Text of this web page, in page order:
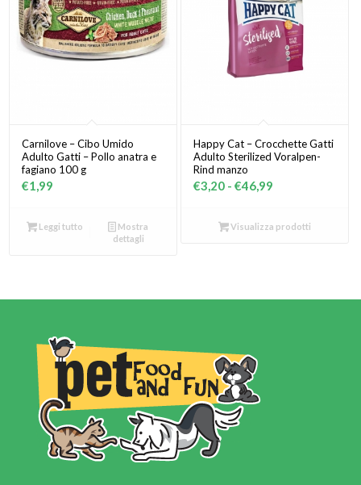
Carnilove – Cibo Umido
Adulto Gatti – Pollo anatra e
fagiano 100 g
€1,99
Leggi tutto
Mostra
dettagli
Happy Cat – Crocchette Gatti
Adulto Sterilized Voralpen-
Rind manzo
€3,20 - €46,99Fascia
prezzo:
€46,99
Visualizza prodotti